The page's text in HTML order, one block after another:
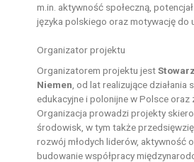
m.in. aktywność społeczną,
języka polskiego oraz motywację do
Organizator projektu
Organizatorem projektu jest
Niemen, od lat realizujące działania
edukacyjne i polonijne w Polsce oraz
Organizacja prowadzi projekty
środowisk, w tym także
rozwój młodych liderów, aktywność
budowanie współpracy